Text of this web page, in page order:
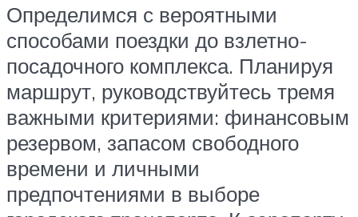
Определимся с вероятными
способами поездки до взлетно-
посадочного комплекса. Планируя
маршрут, руководствуйтесь тремя
важными критериями: финансовым
резервом, запасом свободного
времени и личными
предпочтениями в выборе